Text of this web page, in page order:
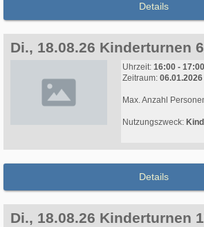
Details
Di., 18.08.26 Kinderturnen
Uhrzeit: 16:00 -
Zeitraum:
Max. Anzahl
Nutzungszweck:
Details
Di., 18.08.26 Kinderturnen